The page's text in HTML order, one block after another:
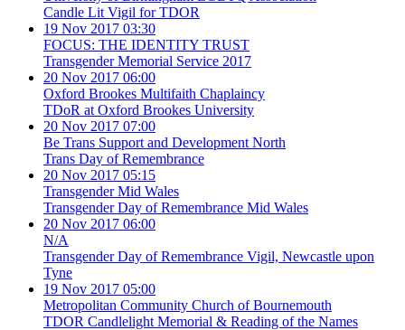
Candle Lit Vigil for TDOR
19 Nov 2017 03:30
FOCUS: THE IDENTITY TRUST
Transgender Memorial Service 2017
20 Nov 2017 06:00
Oxford Brookes Multifaith Chaplaincy
TDoR at Oxford Brookes University
20 Nov 2017 07:00
Be Trans Support and Development North
Trans Day of Remembrance
20 Nov 2017 05:15
Transgender Mid Wales
Transgender Day of Remembrance Mid Wales
20 Nov 2017 06:00
N/A
Transgender Day of Remembrance Vigil, Newcastle upon
Tyne
19 Nov 2017 05:00
Metropolitan Community Church of Bournemouth
TDOR Candlelight Memorial & Reading of the Names